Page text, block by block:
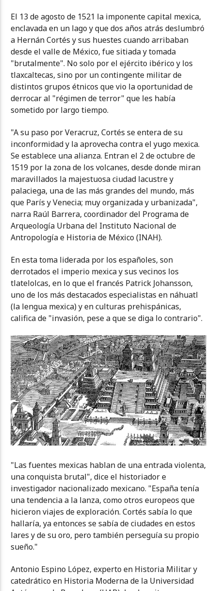
El 13 de agosto de 1521 la imponente capital mexica,
enclavada en un lago y que dos años atrás deslumbró
a Hernán Cortés y sus huestes cuando arribaban
desde el valle de México, fue sitiada y tomada
"brutalmente". No solo por el ejército ibérico y los
tlaxcaltecas, sino por un contingente militar de
distintos grupos étnicos que vio la oportunidad de
derrocar al "régimen de terror" que les había
sometido por largo tiempo.
"A su paso por Veracruz, Cortés se entera de su
inconformidad y la aprovecha contra el yugo mexica.
Se establece una alianza. Entran el 2 de octubre de
1519 por la zona de los volcanes, desde donde miran
maravillados la majestuosa ciudad lacustre y
palaciega, una de las más grandes del mundo, más
que París y Venecia; muy organizada y urbanizada",
narra Raúl Barrera, coordinador del Programa de
Arqueología Urbana del Instituto Nacional de
Antropología e Historia de México (INAH).
En esta toma liderada por los españoles, son
derrotados el imperio mexica y sus vecinos los
tlatelolcas, en lo que el francés Patrick Johansson,
uno de los más destacados especialistas en náhuatl
(la lengua mexica) y en culturas prehispánicas,
califica de "invasión, pese a que se diga lo contrario".
"Las fuentes mexicas hablan de una entrada violenta,
una conquista brutal", dice el historiador e
investigador nacionalizado mexicano. "España tenía
una tendencia a la lanza, como otros europeos que
hicieron viajes de exploración. Cortés sabía lo que
hallaría, ya entonces se sabía de ciudades en estos
lares y de su oro, pero también perseguía su propio
sueño."
Antonio Espino López, experto en Historia Militar y
catedrático en Historia Moderna de la Universidad